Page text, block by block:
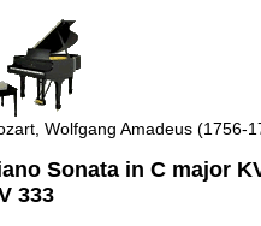
Wolfgang Amadeus (1756-
Sonata in C major
333